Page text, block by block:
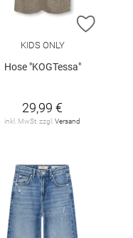
HINZUFÜGEN
ZUR
KIDS ONLY
Hose "KOGTessa"
29,99 €
inkl. MwSt. zzgl. Versand